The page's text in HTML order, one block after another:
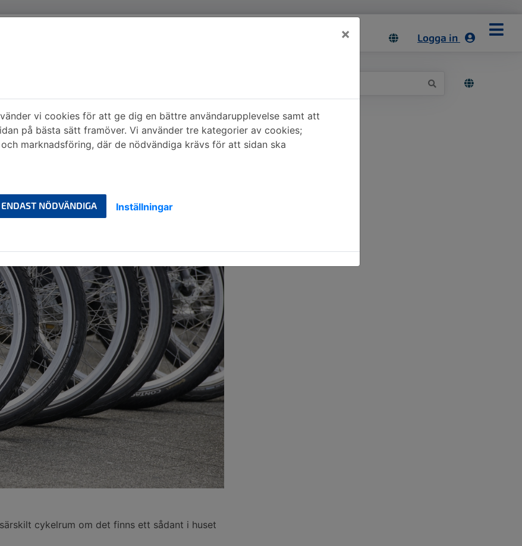
Logga in
cykelrum om det finns ett sådant i huset
×
vi cookies för att ge dig en bättre användarupplevelse samt att
på bästa sätt framöver. Vi använder tre kategorier av cookies;
marknadsföring, där de nödvändiga krävs för att sidan ska
ENDAST NÖDVÄNDIGA Inställningar